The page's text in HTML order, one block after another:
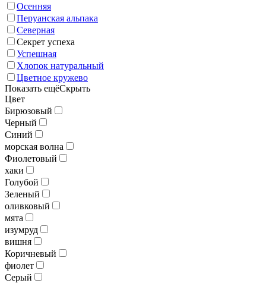
Осенняя
Перуанская альпака
Северная
Секрет успеха
Успешная
Хлопок натуральный
Цветное кружево
Показать ещёСкрыть
Цвет
Бирюзовый
Черный
Синий
морская волна
Фиолетовый
хаки
Голубой
Зеленый
оливковый
мята
изумруд
вишня
Коричневый
фиолет
Серый